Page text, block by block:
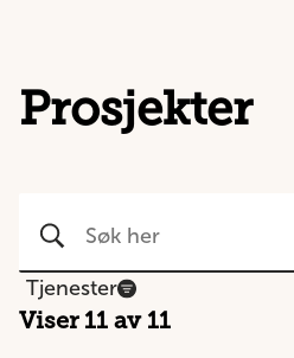
Prosjekter
Tjenester
Viser 11 av 11